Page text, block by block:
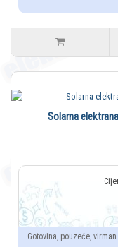
Solarna
Gotovina, pouzeće,